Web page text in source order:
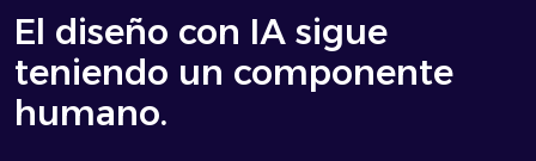
El diseño con IA sigue
teniendo un componente
humano.